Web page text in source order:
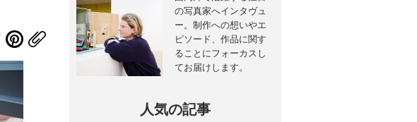
の写真家へインタヴュ
ー。制作への想いやエ
ピソード、作品に関す
ることにフォーカスし
てお届けします。
人気の記事